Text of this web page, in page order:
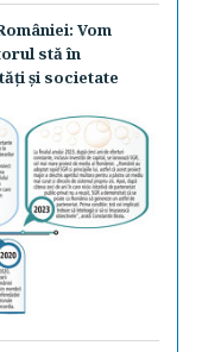
Vom
stă în
şi societate